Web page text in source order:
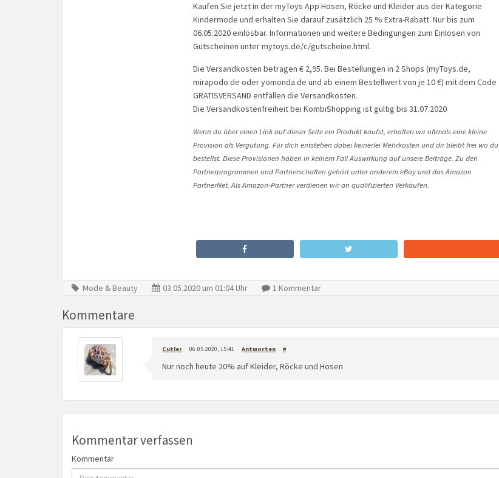
Kaufen Sie jetzt in der myToys App Hosen, Röcke und Kleider aus der Kategorie
Kindermode und erhalten Sie darauf zusätzlich 25 % Extra-Rabatt. Nur bis zum
06.05.2020 einlösbar. Informationen und weitere Bedingungen zum Einlösen von
Gutscheinen unter mytoys.de/c/gutscheine.html.
Die Versandkosten betragen € 2,95. Bei Bestellungen in 2 Shops (myToys.de,
mirapodo.de oder yomonda.de und ab einem Bestellwert von je 10 €) mit dem Code
GRATISVERSAND entfallen die Versandkosten.
Die Versandkostenfreiheit bei KombiShopping ist gültig bis 31.07.2020
Wenn du über einen Link auf dieser Seite ein Produkt kaufst, erhalten wir oftmals eine kleine
Provision als Vergütung. Für dich entstehen dabei keinerlei Mehrkosten und dir bleibt frei wo du
bestellst. Diese Provisionen haben in keinem Fall Auswirkung auf unsere Beiträge. Zu den
Partnerprogrammen und Partnerschaften gehört unter anderem eBay und das Amazon
PartnerNet. Als Amazon-Partner verdienen wir an qualifizierten Verkäufen.
Mode & Beauty 03.05.2020 um 01:04 Uhr 1 Kommentar
Kommentare
Cutler 06.05.2020, 15:41 Antworten #
Nur noch heute 20% auf Kleider, Röcke und Hosen
Kommentar verfassen
Kommentar